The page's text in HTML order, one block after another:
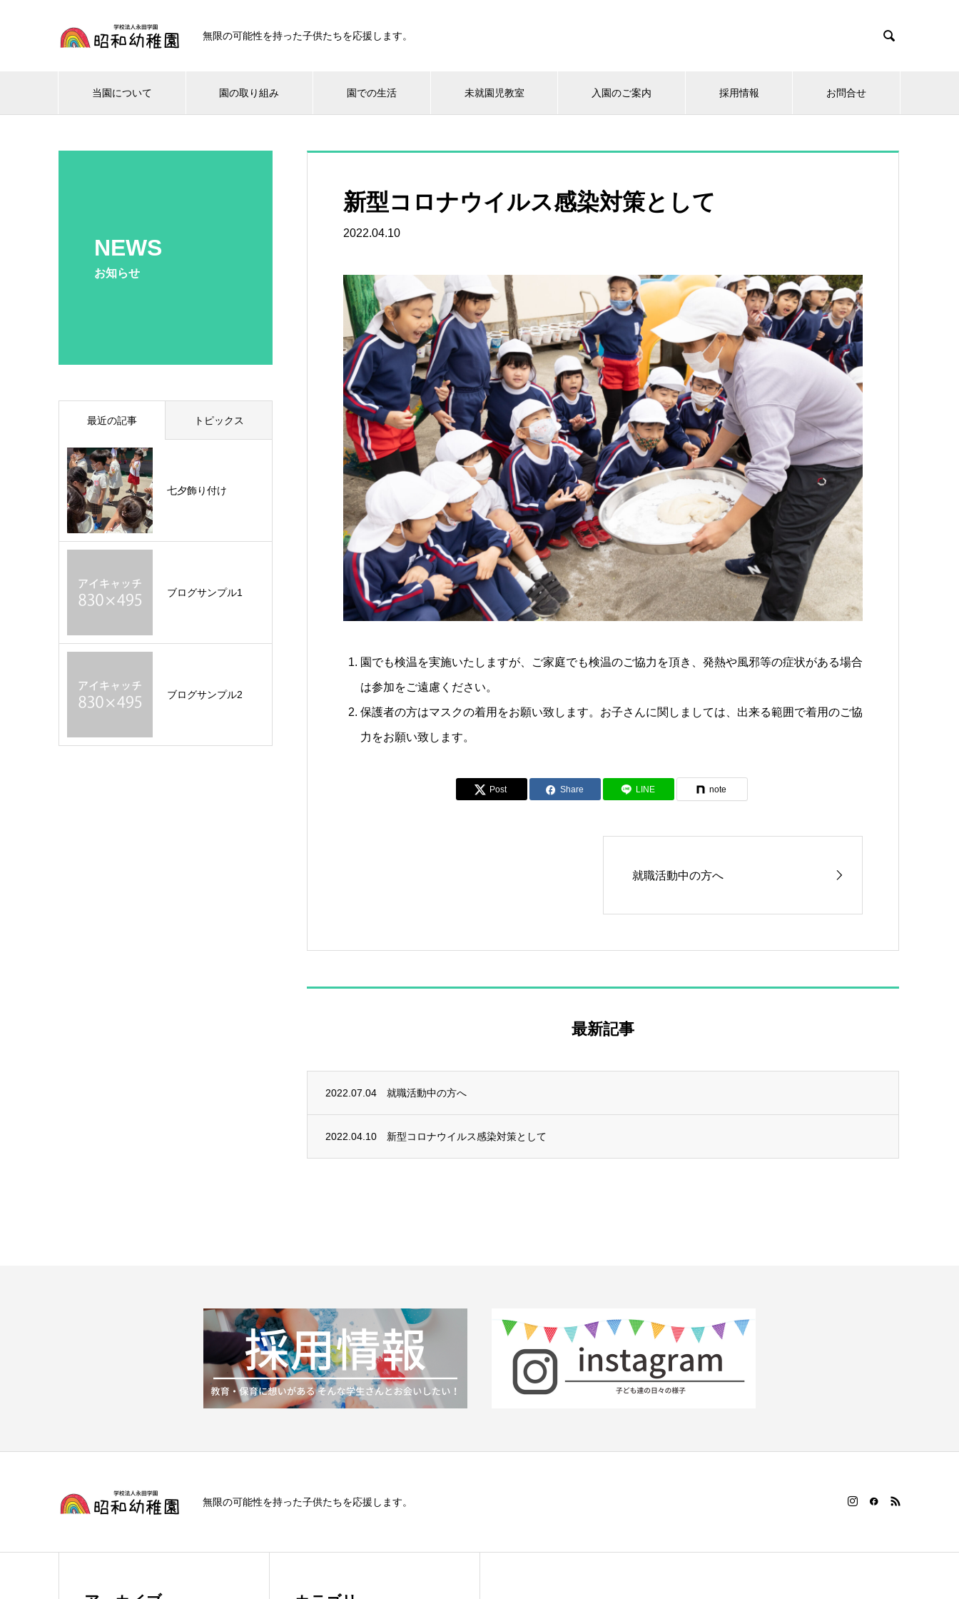
無限の可能性を持った子供たちを応援します。 
当園について 園の取り組み 園での生活 未就園児教室 入園のご案内 採用情報 お問合せ
NEWS
お知らせ
新型コロナウイルス感染対策として
2022.04.10
園でも検温を実施いたしますが、ご家庭でも検温のご協力を頂き、発熱や風邪等の症状がある場合
は参加をご遠慮ください。
保護者の方はマスクの着用をお願い致します。お子さんに関しましては、出来る範囲で着用のご協
力をお願い致します。
Post Share LINE note
就職活動中の方へ
最新記事
2022.07.04 就職活動中の方へ
2022.04.10 新型コロナウイルス感染対策として
最近の記事 トピックス
七夕飾り付け
ブログサンプル1
ブログサンプル2
無限の可能性を持った子供たちを応援します。